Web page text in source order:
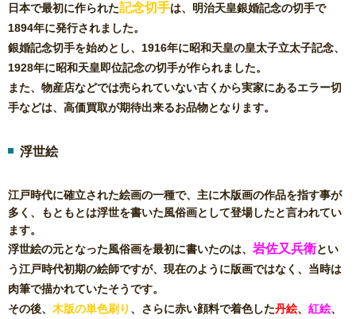
日本で最初に作られた記念切手は、明治天皇銀婚記念の切手で
1894年に発行されました。
銀婚記念切手を始めとし、1916年に昭和天皇の皇太子立太子記念、
1928年に昭和天皇即位記念の切手が作られました。
また、物産店などでは売られていない古くから実家にあるエラー切
手などは、高価買取が期待出来るお品物となります。
浮世絵
江戸時代に確立された絵画の一種で、主に木版画の作品を指す事が
多く、もともとは浮世を書いた風俗画として登場したと言われてい
ます。
浮世絵の元となった風俗画を最初に書いたのは、 岩佐又兵衛とい
う江戸時代初期の絵師ですが、現在のように版画ではなく、当時は
肉筆で描かれていたそうです。
その後、 木版の単色刷り 、さらに赤い顔料で着色した丹絵、 紅絵、